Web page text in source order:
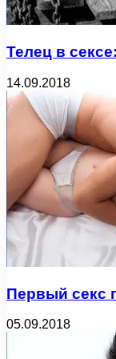
Телец в
14.09.2018
Первый секс
05.09.2018